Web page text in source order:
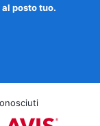
posto tuo.